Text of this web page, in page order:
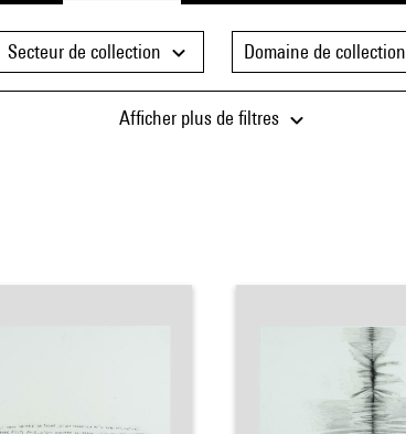
Secteur de collection Domaine de collection
Afficher plus de filtres